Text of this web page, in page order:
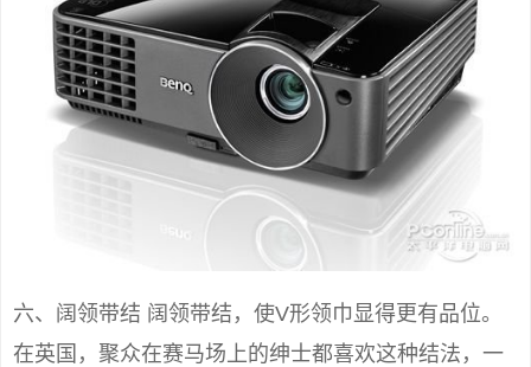
六、阔领带结 阔领带结，使V形领巾显得更有品位。
在英国，聚众在赛马场上的绅士都喜欢这种结法，一